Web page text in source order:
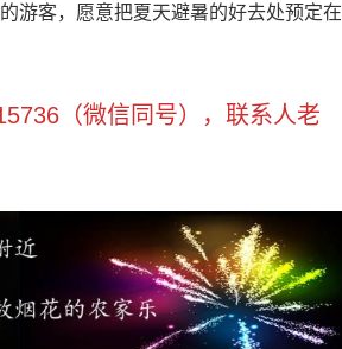
游客，愿意把夏天避暑的好去处预定在
（微信同号），联系人老